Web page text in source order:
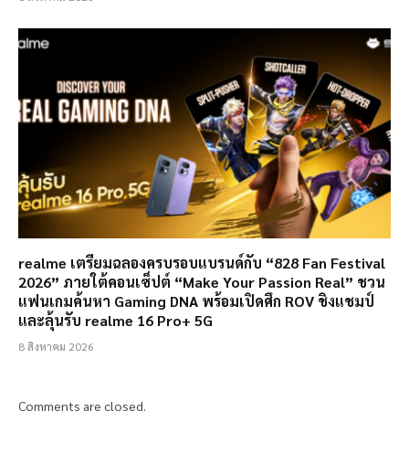
realme เตรียมฉลองครบรอบแบรนด์กับ “828 Fan Festival
2026” ภายใต้คอนเซ็ปต์ “Make Your Passion Real” ชวน
แฟนเกมค้นหา Gaming DNA พร้อมเปิดศึก ROV ชิงแชมป์
และลุ้นรับ realme 16 Pro+ 5G
8 สิงหาคม 2026
Comments are closed.